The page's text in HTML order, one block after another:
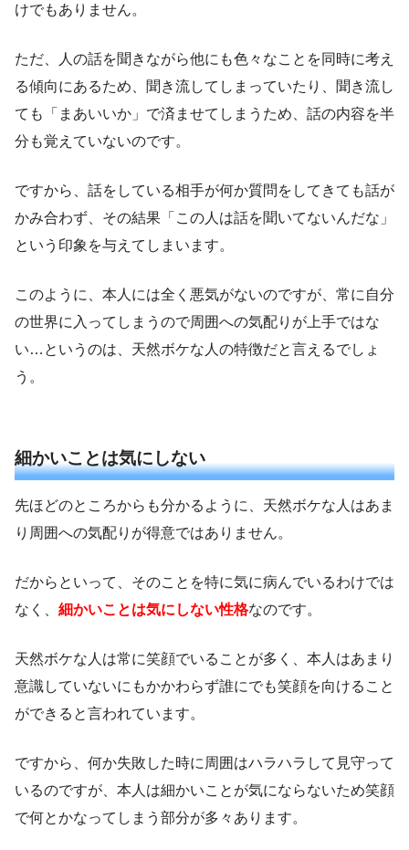
けでもありません。
ただ、人の話を聞きながら他にも色々なことを同時に考え
る傾向にあるため、聞き流してしまっていたり、聞き流し
ても「まあいいか」で済ませてしまうため、話の内容を半
分も覚えていないのです。
ですから、話をしている相手が何か質問をしてきても話が
かみ合わず、その結果「この人は話を聞いてないんだな」
という印象を与えてしまいます。
このように、本人には全く悪気がないのですが、常に自分
の世界に入ってしまうので周囲への気配りが上手ではな
い…というのは、天然ボケな人の特徴だと言えるでしょ
う。
細かいことは気にしない
先ほどのところからも分かるように、天然ボケな人はあま
り周囲への気配りが得意ではありません。
だからといって、そのことを特に気に病んでいるわけでは
なく、 細かいことは気にしない性格なのです。
天然ボケな人は常に笑顔でいることが多く、本人はあまり
意識していないにもかかわらず誰にでも笑顔を向けること
ができると言われています。
ですから、何か失敗した時に周囲はハラハラして見守って
いるのですが、本人は細かいことが気にならないため笑顔
で何とかなってしまう部分が多々あります。